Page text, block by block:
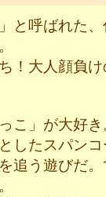
と呼ばれた
！大人顔負
こ」が大好
したスパン
追う遊びだ